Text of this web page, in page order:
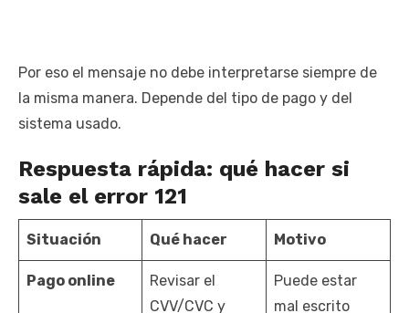
Por eso el mensaje no debe interpretarse siempre de
la misma manera. Depende del tipo de pago y del
sistema usado.
Respuesta rápida: qué hacer si
sale el error 121
Situación Qué hacer Motivo
Pago online
Revisar el
CVV/CVC y
Puede estar
mal escrito